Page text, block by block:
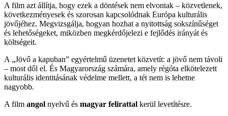
A film azt állítja, hogy ezek a döntések nem elvontak – közvetlenek,
következményesek és szorosan kapcsolódnak Európa kulturális
jövőjéhez. Megvizsgálja, hogyan hozhat a nyitottság sokszínűséget
és lehetőségeket, miközben megkérdőjelezi e fejlődés irányát és
költségeit.
A „Jövő a kapuban” egyértelmű üzenetet közvetít: a jövő nem távoli
– most dől el. És Magyarország számára, amely régóta elkötelezett
kulturális identitásának védelme mellett, a tét nem is lehetne
nagyobb.
A film angol nyelvű és magyar felirattal kerül levetítésre.